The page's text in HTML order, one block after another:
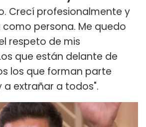
Crecí profesionalmente y
persona. Me quedo
respeto de mis
que están delante de
los que forman parte
a extrañar a todos".